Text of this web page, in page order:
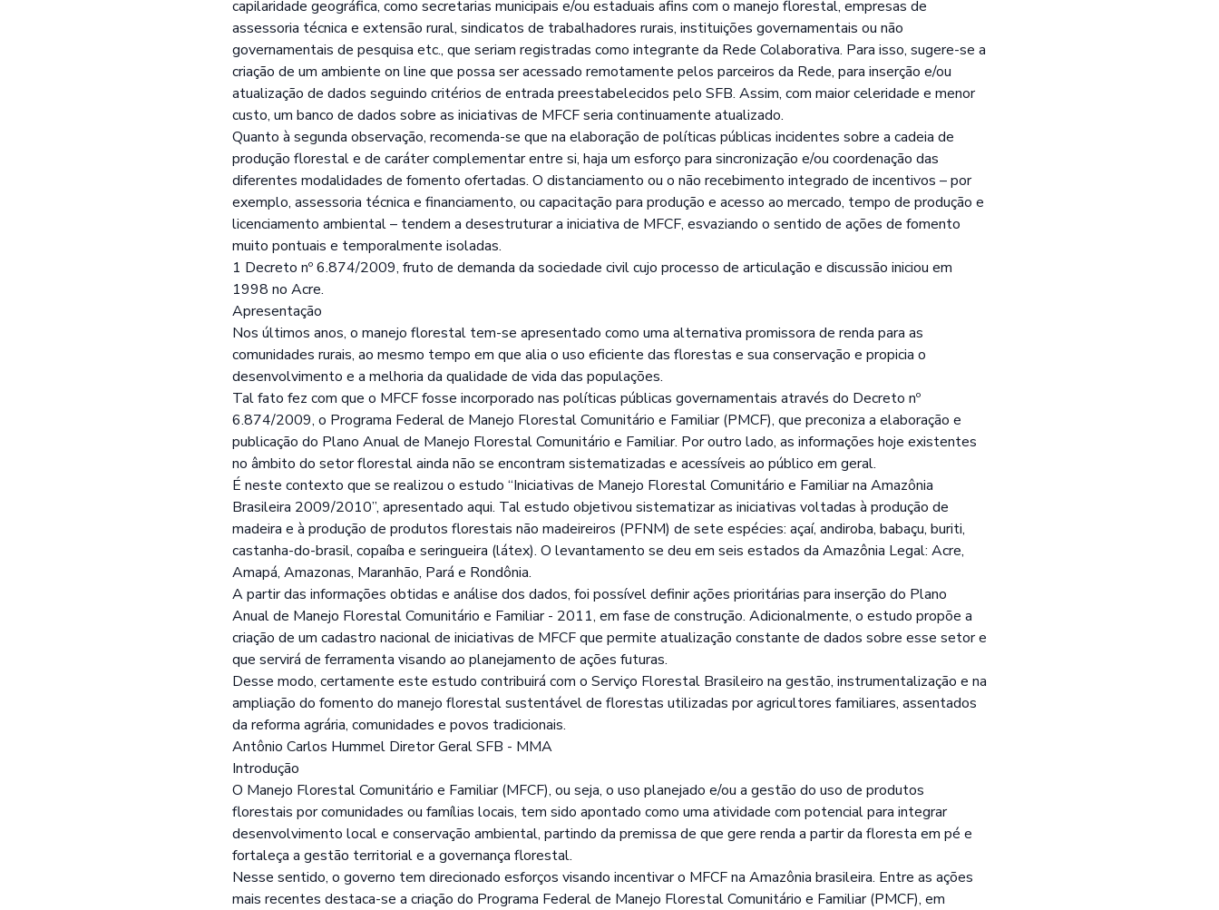
capilaridade geográfica, como secretarias municipais e/ou estaduais afins com o manejo florestal, empresas de
assessoria técnica e extensão rural, sindicatos de trabalhadores rurais, instituições governamentais ou não
governamentais de pesquisa etc., que seriam registradas como integrante da Rede Colaborativa. Para isso, sugere-se a
criação de um ambiente on line que possa ser acessado remotamente pelos parceiros da Rede, para inserção e/ou
atualização de dados seguindo critérios de entrada preestabelecidos pelo SFB. Assim, com maior celeridade e menor
custo, um banco de dados sobre as iniciativas de MFCF seria continuamente atualizado.
Quanto à segunda observação, recomenda-se que na elaboração de políticas públicas incidentes sobre a cadeia de
produção florestal e de caráter complementar entre si, haja um esforço para sincronização e/ou coordenação das
diferentes modalidades de fomento ofertadas. O distanciamento ou o não recebimento integrado de incentivos – por
exemplo, assessoria técnica e financiamento, ou capacitação para produção e acesso ao mercado, tempo de produção e
licenciamento ambiental – tendem a desestruturar a iniciativa de MFCF, esvaziando o sentido de ações de fomento
muito pontuais e temporalmente isoladas.
1 Decreto nº 6.874/2009, fruto de demanda da sociedade civil cujo processo de articulação e discussão iniciou em
1998 no Acre.
Apresentação
Nos últimos anos, o manejo florestal tem-se apresentado como uma alternativa promissora de renda para as
comunidades rurais, ao mesmo tempo em que alia o uso eficiente das florestas e sua conservação e propicia o
desenvolvimento e a melhoria da qualidade de vida das populações.
Tal fato fez com que o MFCF fosse incorporado nas políticas públicas governamentais através do Decreto nº
6.874/2009, o Programa Federal de Manejo Florestal Comunitário e Familiar (PMCF), que preconiza a elaboração e
publicação do Plano Anual de Manejo Florestal Comunitário e Familiar. Por outro lado, as informações hoje existentes
no âmbito do setor florestal ainda não se encontram sistematizadas e acessíveis ao público em geral.
É neste contexto que se realizou o estudo “Iniciativas de Manejo Florestal Comunitário e Familiar na Amazônia
Brasileira 2009/2010”, apresentado aqui. Tal estudo objetivou sistematizar as iniciativas voltadas à produção de
madeira e à produção de produtos florestais não madeireiros (PFNM) de sete espécies: açaí, andiroba, babaçu, buriti,
castanha-do-brasil, copaíba e seringueira (látex). O levantamento se deu em seis estados da Amazônia Legal: Acre,
Amapá, Amazonas, Maranhão, Pará e Rondônia.
A partir das informações obtidas e análise dos dados, foi possível definir ações prioritárias para inserção do Plano
Anual de Manejo Florestal Comunitário e Familiar - 2011, em fase de construção. Adicionalmente, o estudo propõe a
criação de um cadastro nacional de iniciativas de MFCF que permite atualização constante de dados sobre esse setor e
que servirá de ferramenta visando ao planejamento de ações futuras.
Desse modo, certamente este estudo contribuirá com o Serviço Florestal Brasileiro na gestão, instrumentalização e na
ampliação do fomento do manejo florestal sustentável de florestas utilizadas por agricultores familiares, assentados
da reforma agrária, comunidades e povos tradicionais.
Antônio Carlos Hummel Diretor Geral SFB - MMA
Introdução
O Manejo Florestal Comunitário e Familiar (MFCF), ou seja, o uso planejado e/ou a gestão do uso de produtos
florestais por comunidades ou famílias locais, tem sido apontado como uma atividade com potencial para integrar
desenvolvimento local e conservação ambiental, partindo da premissa de que gere renda a partir da floresta em pé e
fortaleça a gestão territorial e a governança florestal.
Nesse sentido, o governo tem direcionado esforços visando incentivar o MFCF na Amazônia brasileira. Entre as ações
mais recentes destaca-se a criação do Programa Federal de Manejo Florestal Comunitário e Familiar (PMCF), em